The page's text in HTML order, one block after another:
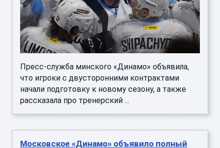
Пресс-служба минского «Динамо» объявила,
что игроки с двусторонними контрактами
начали подготовку к новому сезону, а также
рассказала про тренерский ...
Московское «Динамо» объявило полный